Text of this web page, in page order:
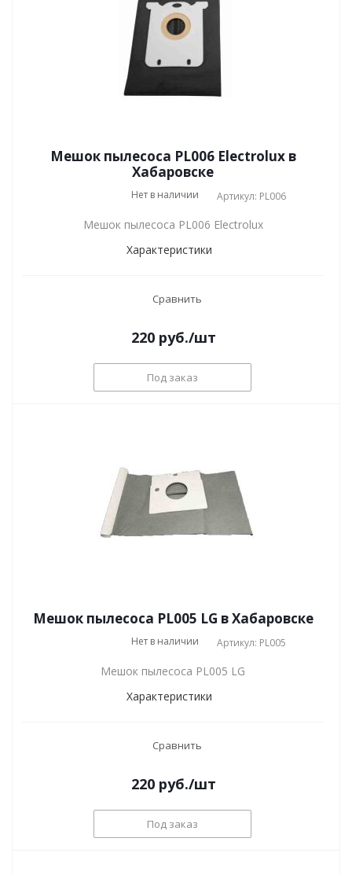
Мешок пылесоса PL006 Electrolux в
Хабаровске
Нет в наличии Артикул: PL006
Мешок пылесоса PL006 Electrolux
Характеристики
Сравнить
220руб./шт
Под заказ
Мешок пылесоса PL005 LG в Хабаровске
Нет в наличии Артикул: PL005
Мешок пылесоса PL005 LG
Характеристики
Сравнить
220руб./шт
Под заказ